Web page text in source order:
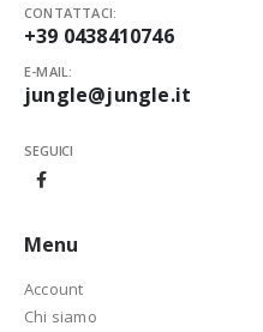
CONTATTACI:
+39 0438410746
E-MAIL:
jungle@jungle.it
SEGUICI
Menu
Account
Chi siamo